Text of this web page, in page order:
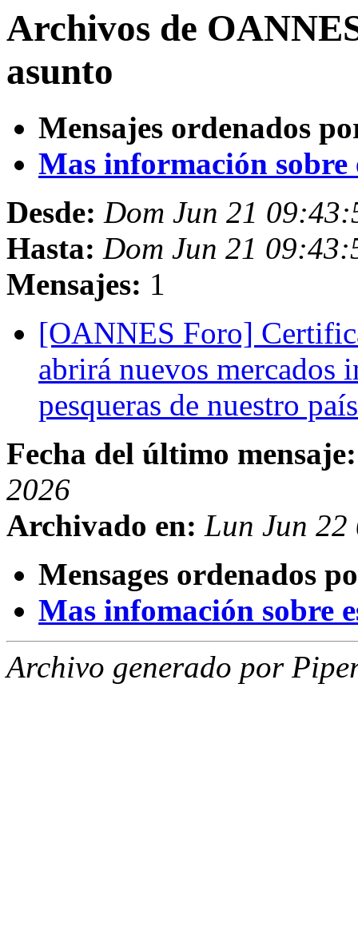
Archivos de
asunto
Mensajes ordenados
Mas información sobre
Desde: Dom Jun 21
Hasta: Dom Jun 21
Mensajes: 1
[OANNES Foro]
abrirá nuevos mercados
pesqueras de nuestro
Fecha del último mensaje:
2026
Archivado en: Lun Jun
Mensages ordenados
Mas infomación sobre
Archivo generado por